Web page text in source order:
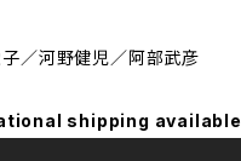
／河野健児／阿部武彦
shipping available